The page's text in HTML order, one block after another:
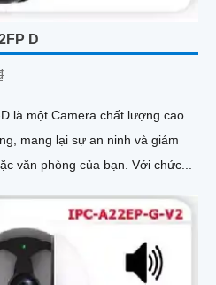
D
là một Camera chất lượng cao
mang lại sự an ninh và giám
sát hiệu quả cho ngôi nhà hoặc văn phòng của bạn. Với chức...